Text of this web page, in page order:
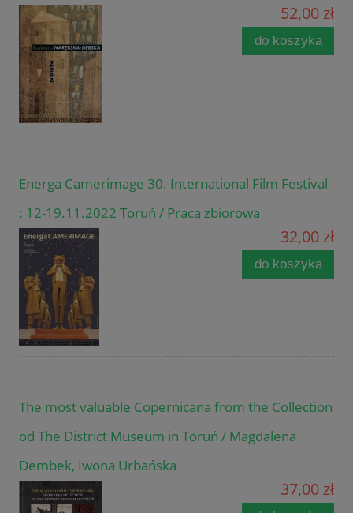
52,00 zł
do koszyka
Energa Camerimage 30. International Film Festival
: 12-19.11.2022 Toruń / Praca zbiorowa
32,00 zł
do koszyka
The most valuable Copernicana from the Collection
od The District Museum in Toruń / Magdalena
Dembek, Iwona Urbańska
37,00 zł